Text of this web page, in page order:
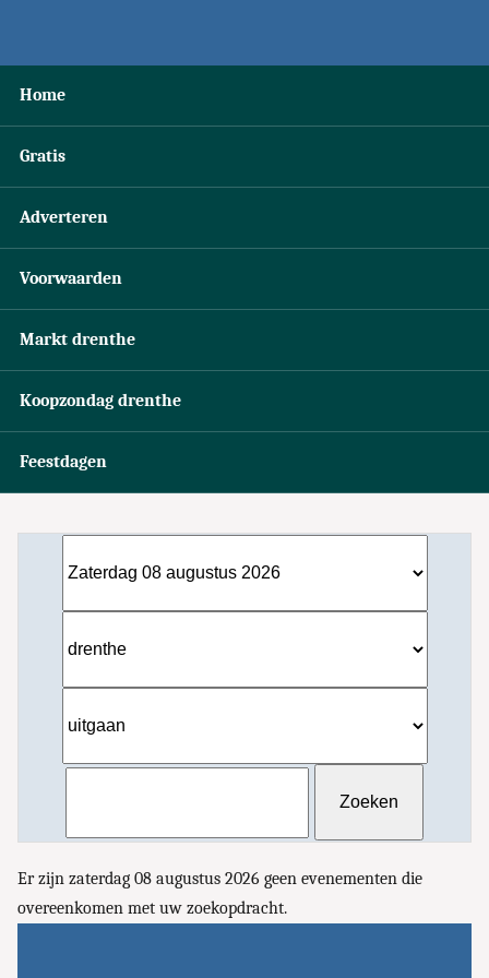
Home
Gratis
Adverteren
Voorwaarden
Markt drenthe
Koopzondag drenthe
Feestdagen
Er zijn zaterdag 08 augustus 2026 geen evenementen die
overeenkomen met uw zoekopdracht.